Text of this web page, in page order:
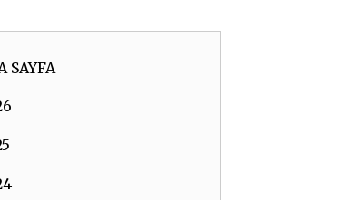
SAYFA